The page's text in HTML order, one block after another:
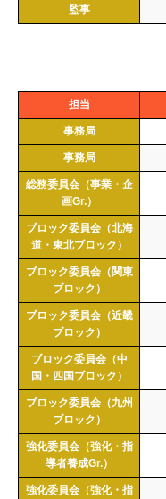
監事
担当
事務局
事務局
総務委員会（事業・企
画Gr.）
ブロック委員会（北海
道・東北ブロック）
ブロック委員会（関東
ブロック）
ブロック委員会（近畿
ブロック）
ブロック委員会（中
国・四国ブロック）
ブロック委員会（九州
ブロック）
強化委員会（強化・指
導者養成Gr.）
強化委員会（強化・指